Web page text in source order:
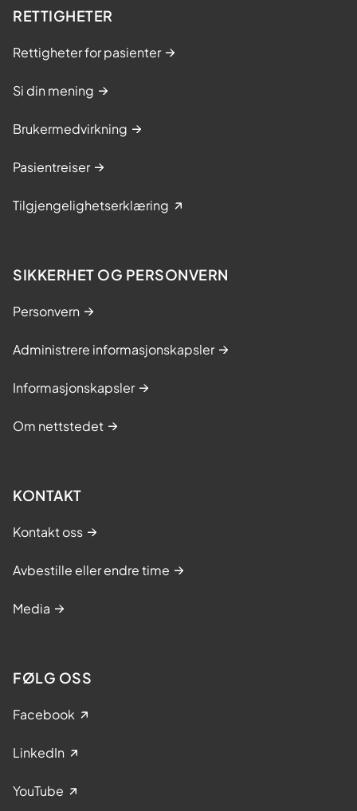
RETTIGHETER
Rettigheter for pasienter
Si din mening
Brukermedvirkning
Pasientreiser
Tilgjengelighetserklæring
SIKKERHET OG PERSONVERN
Personvern
Administrere informasjonskapsler
Informasjonskapsler
Om nettstedet
KONTAKT
Kontakt oss
Avbestille eller endre time
Media
FØLG OSS
Facebook
LinkedIn
YouTube